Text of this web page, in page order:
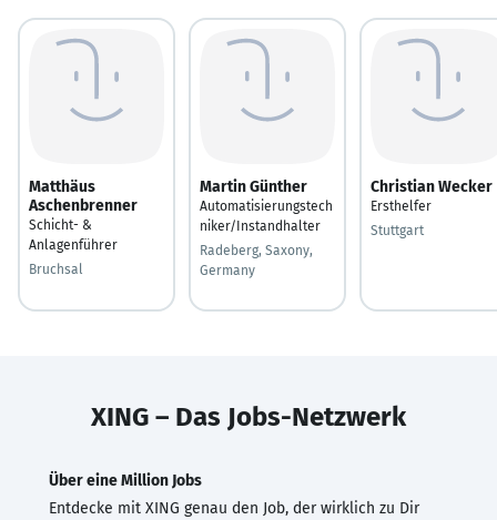
Matthäus
Aschenbrenner
Schicht- &
Anlagenführer
Bruchsal
Martin Günther
Automatisierungstech
niker/Instandhalter
Radeberg, Saxony,
Germany
Christian Wecker
Ersthelfer
Stuttgart
XING – Das Jobs-Netzwerk
Über eine Million Jobs
Entdecke mit XING genau den Job, der wirklich zu Dir